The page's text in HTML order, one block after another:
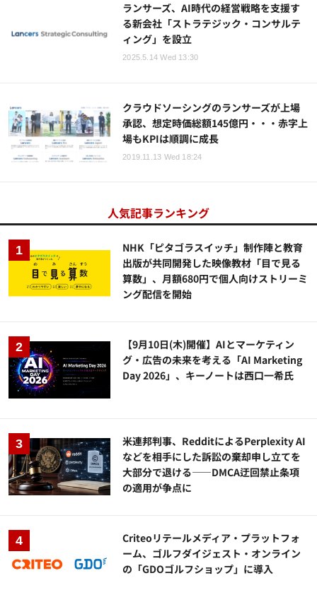
ランサーズ、AI時代の経営戦略を支援す
る新会社「ストラテジック・コンサルテ
ィング」を設立
2025.5.14 Wed 13:30
クラウドソーシングのランサーズが上場
承認、想定時価総額145億円・・・赤字上
場もKPIは順調に成長
2019.11.13 Wed 18:24
人気記事ランキング
NHK「ピタゴラスイッチ」制作陣と教育
出版が共同開発した映像教材「目で見る
算数」、月額680円で個人向けストリーミ
ング配信を開始
【9月10日(木)開催】AIとマーケティン
グ・広告の未来を考える「AI Marketing
Day 2026」、キーノートは西口一希氏
米連邦判事、RedditによるPerplexity AI
などを相手にした訴訟の棄却申し立てを
大部分で退ける——DMCA迂回禁止条項
の適用が争点に
Criteoリテールメディア・プラットフォ
ーム、ゴルフダイジェスト・オンライン
の「GDOゴルフショップ」に導入